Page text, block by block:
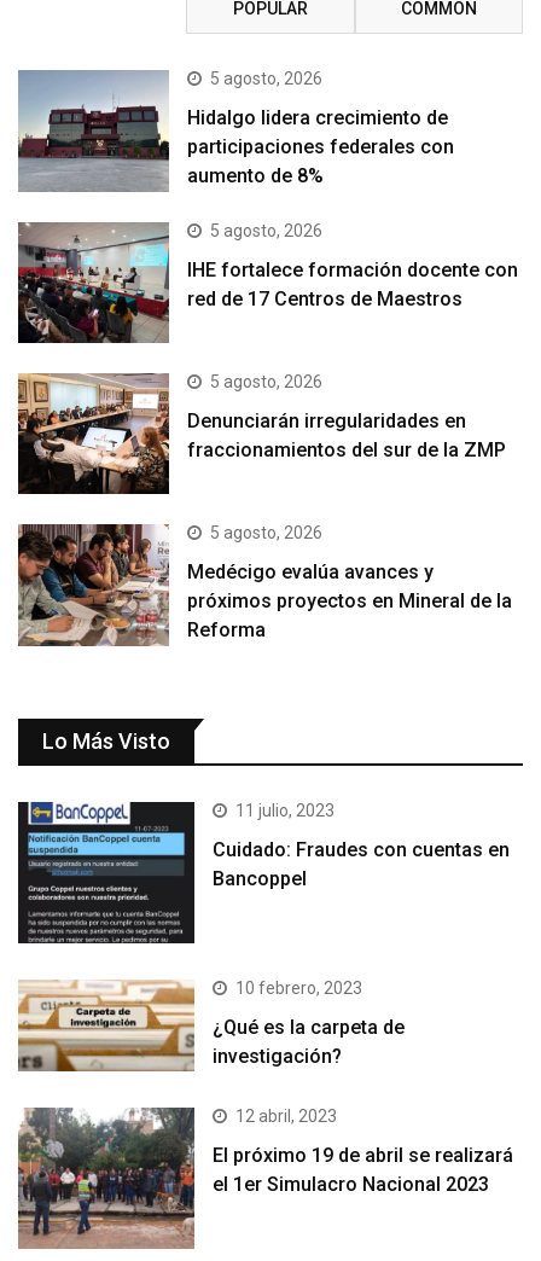
POPULAR COMMON
5 agosto, 2026
Hidalgo lidera crecimiento de
participaciones federales con
aumento de 8%
5 agosto, 2026
IHE fortalece formación docente con
red de 17 Centros de Maestros
5 agosto, 2026
Denunciarán irregularidades en
fraccionamientos del sur de la ZMP
5 agosto, 2026
Medécigo evalúa avances y
próximos proyectos en Mineral de la
Reforma
Lo Más Visto
11 julio, 2023
Cuidado: Fraudes con cuentas en
Bancoppel
10 febrero, 2023
¿Qué es la carpeta de
investigación?
12 abril, 2023
El próximo 19 de abril se realizará
el 1er Simulacro Nacional 2023